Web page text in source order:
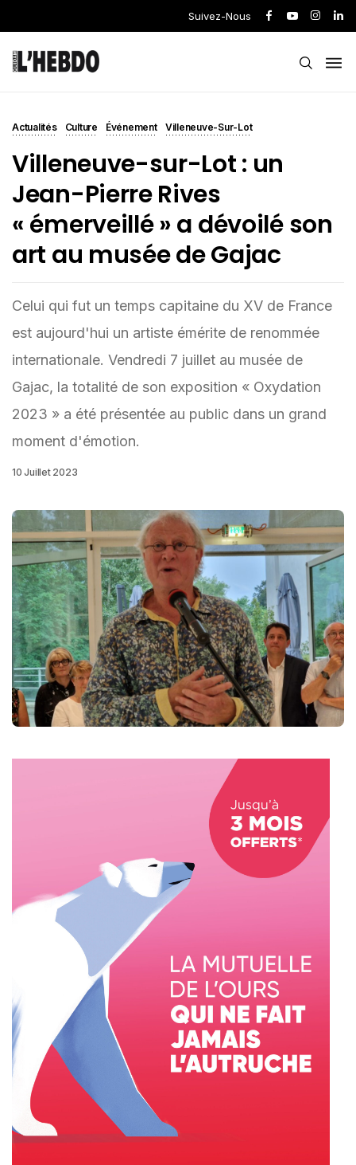
Suivez-Nous
Actualités Culture Événement Villeneuve-Sur-Lot
Villeneuve-sur-Lot : un
Jean-Pierre Rives
« émerveillé » a dévoilé son
art au musée de Gajac
Celui qui fut un temps capitaine du XV de France
est aujourd'hui un artiste émérite de renommée
internationale. Vendredi 7 juillet au musée de
Gajac, la totalité de son exposition « Oxydation
2023 » a été présentée au public dans un grand
moment d'émotion.
10 Juillet 2023